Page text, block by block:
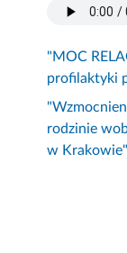
"MOC
profilaktyki
rodzinie
w Krakowie"